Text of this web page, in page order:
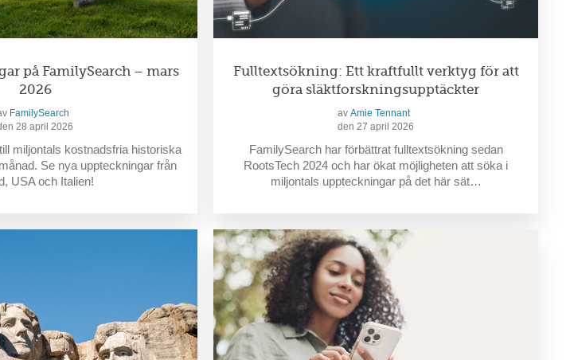
på FamilySearch – mars
2026
FamilySearch
28 april 2026
miljontals kostnadsfria historiska
Se nya uppteckningar från
USA och Italien!
Fulltextsökning: Ett kraftfullt verktyg för att
göra släktforskningsupptäckter
av Amie Tennant
den 27 april 2026
FamilySearch har förbättrat fulltextsökning sedan
RootsTech 2024 och har ökat möjligheten att söka i
miljontals uppteckningar på det här sät…